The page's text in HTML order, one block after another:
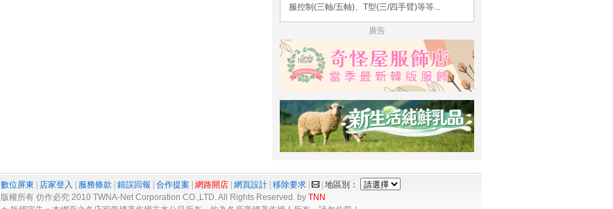
服控制(三軸/五軸)、T型(三/四手臂)等等...
廣告
數位屏東 店家登入 服務條款 錯誤回報 合作提案 網路開店 網頁設計 移除要求
地區別：
版權所有 仿作必究 2010 TWNA-Net Corporation CO.,LTD. All Rights Reserved. by TNN